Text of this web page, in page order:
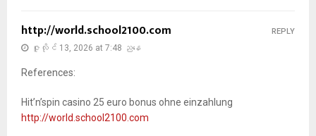
http://world.school2100.com
ဇူလိုင် 13, 2026 at 7:48 ညနေ
References:
Hit’n’spin casino 25 euro bonus ohne einzahlung
http://world.school2100.com
REPLY